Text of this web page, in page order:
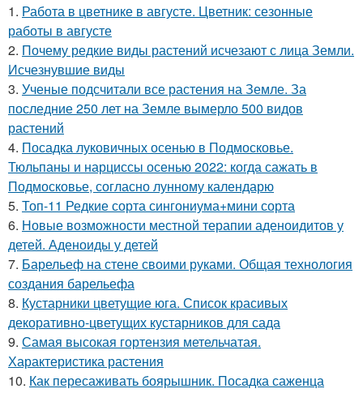
1. Работа в цветнике в августе. Цветник: сезонные
работы в августе
2. Почему редкие виды растений исчезают с лица Земли.
Исчезнувшие виды
3. Ученые подсчитали все растения на Земле. За
последние 250 лет на Земле вымерло 500 видов
растений
4. Посадка луковичных осенью в Подмосковье.
Тюльпаны и нарциссы осенью 2022: когда сажать в
Подмосковье, согласно лунному календарю
5. Топ-11 Редкие сорта сингониума+мини сорта
6. Новые возможности местной терапии аденоидитов у
детей. Аденоиды у детей
7. Барельеф на стене своими руками. Общая технология
создания барельефа
8. Кустарники цветущие юга. Список красивых
декоративно-цветущих кустарников для сада
9. Самая высокая гортензия метельчатая.
Характеристика растения
10. Как пересаживать боярышник. Посадка саженца